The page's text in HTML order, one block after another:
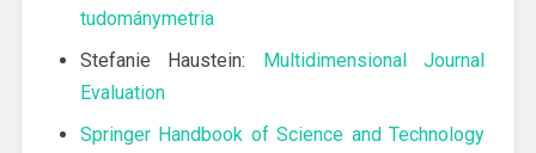
tudománymetria
Stefanie Haustein: Multidimensional Journal
Evaluation
Springer Handbook of Science and Technology